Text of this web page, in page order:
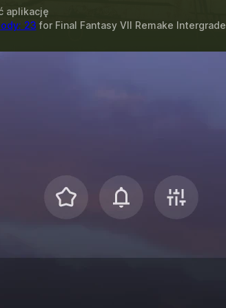
aplikację
23 for Final Fantasy VII Remake Intergrade